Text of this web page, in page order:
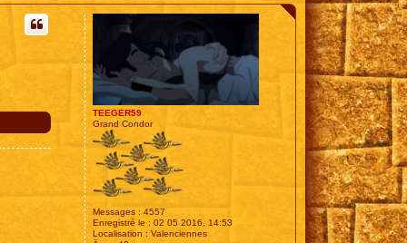
u
TEEGER59
Grand Condor
Messages : 4557
Enregistré le : 02 05 2016, 14:53
Localisation : Valenciennes